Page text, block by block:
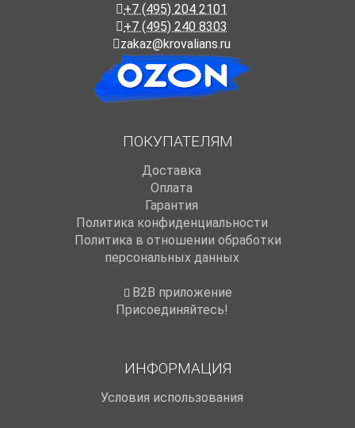
+7 (495) 204 2101
+7 (495) 240 8303
zakaz@krovalians.ru
ПОКУПАТЕЛЯМ
Доставка
Оплата
Гарантия
Политика конфиденциальности
Политика в отношении обработки
персональных данных
B2B приложение
Присоединяйтесь!
ИНФОРМАЦИЯ
Условия использования